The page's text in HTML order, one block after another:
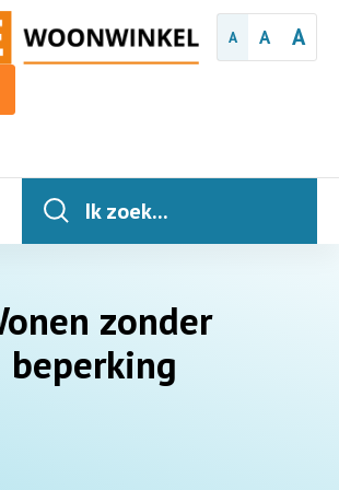
A A A
Ik zoek...
zonder
beperking